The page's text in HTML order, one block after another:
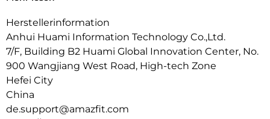
selbst bei intensiver Sonneneinstrahlung gut ablesbar ist,
Kontrolle und beste Sicht – von Läufen im Morgengrauen bis
zu Runs durch die Innenstadt.
Klüger Trainieren, Kraftvoller Laufen:
Bringe dein Lauftraining auf das nächste Level – mit
wissenschaftlich fundierten Trainingsplänen vom Einsteiger-
wie Aerobic Endurance Foundation, Fartlek-Läufen und Core-
Herstellerinformation
Anhui Huami Information Technology Co.,Ltd.
7/F, Building B2 Huami Global Innovation Center, No.
900 Wangjiang West Road, High-tech Zone
Hefei City
China
de.support@amazfit.com